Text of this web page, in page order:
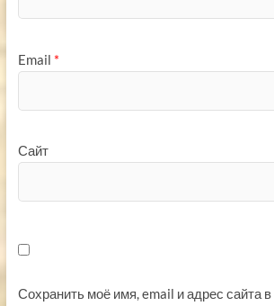
Email *
Сайт
Сохранить моё имя, email и адрес сайта